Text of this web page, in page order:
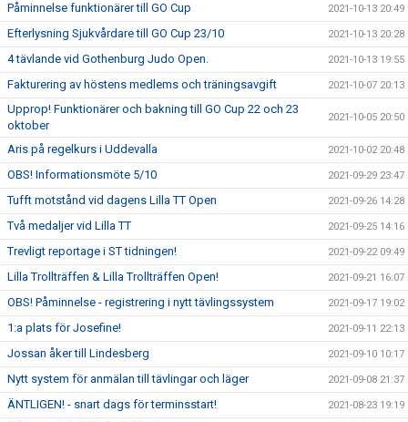
Påminnelse funktionärer till GO Cup 2021-10-13 20:49
Efterlysning Sjukvårdare till GO Cup 23/10 2021-10-13 20:28
4 tävlande vid Gothenburg Judo Open. 2021-10-13 19:55
Fakturering av höstens medlems och träningsavgift 2021-10-07 20:13
Upprop! Funktionärer och bakning till GO Cup 22 och 23
oktober
2021-10-05 20:50
Aris på regelkurs i Uddevalla 2021-10-02 20:48
OBS! Informationsmöte 5/10 2021-09-29 23:47
Tufft motstånd vid dagens Lilla TT Open 2021-09-26 14:28
Två medaljer vid Lilla TT 2021-09-25 14:16
Trevligt reportage i ST tidningen! 2021-09-22 09:49
Lilla Trollträffen & Lilla Trollträffen Open! 2021-09-21 16:07
OBS! Påminnelse - registrering i nytt tävlingssystem 2021-09-17 19:02
1:a plats för Josefine! 2021-09-11 22:13
Jossan åker till Lindesberg 2021-09-10 10:17
Nytt system för anmälan till tävlingar och läger 2021-09-08 21:37
ÄNTLIGEN! - snart dags för terminsstart! 2021-08-23 19:19